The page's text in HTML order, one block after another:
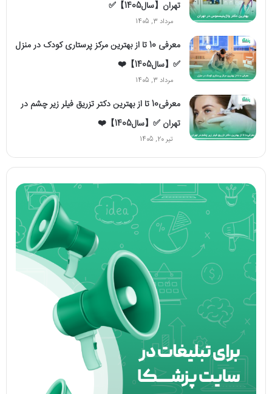
تهران【سال1405】✅
مرداد 3, 1405
معرفی 10 تا از بهترین مرکز پرستاری کودک در منزل
✅【سال1405】❤️
مرداد 3, 1405
معرفی10 تا از بهترین دکتر تزریق فیلر زیر چشم در
تهران ✅【سال1405】❤️
تیر 20, 1405